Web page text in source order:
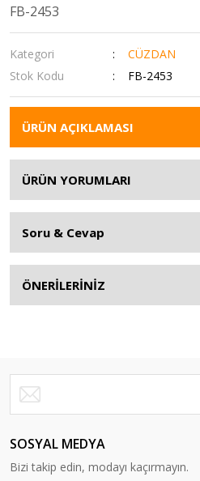
FB-2453
Kategori
CÜZDAN
Stok Kodu
FB-2453
ÜRÜN AÇIKLAMASI
ÜRÜN YORUMLARI
Soru & Cevap
ÖNERİLERİNİZ
SOSYAL MEDYA
Bizi takip edin, modayı kaçırmayın.